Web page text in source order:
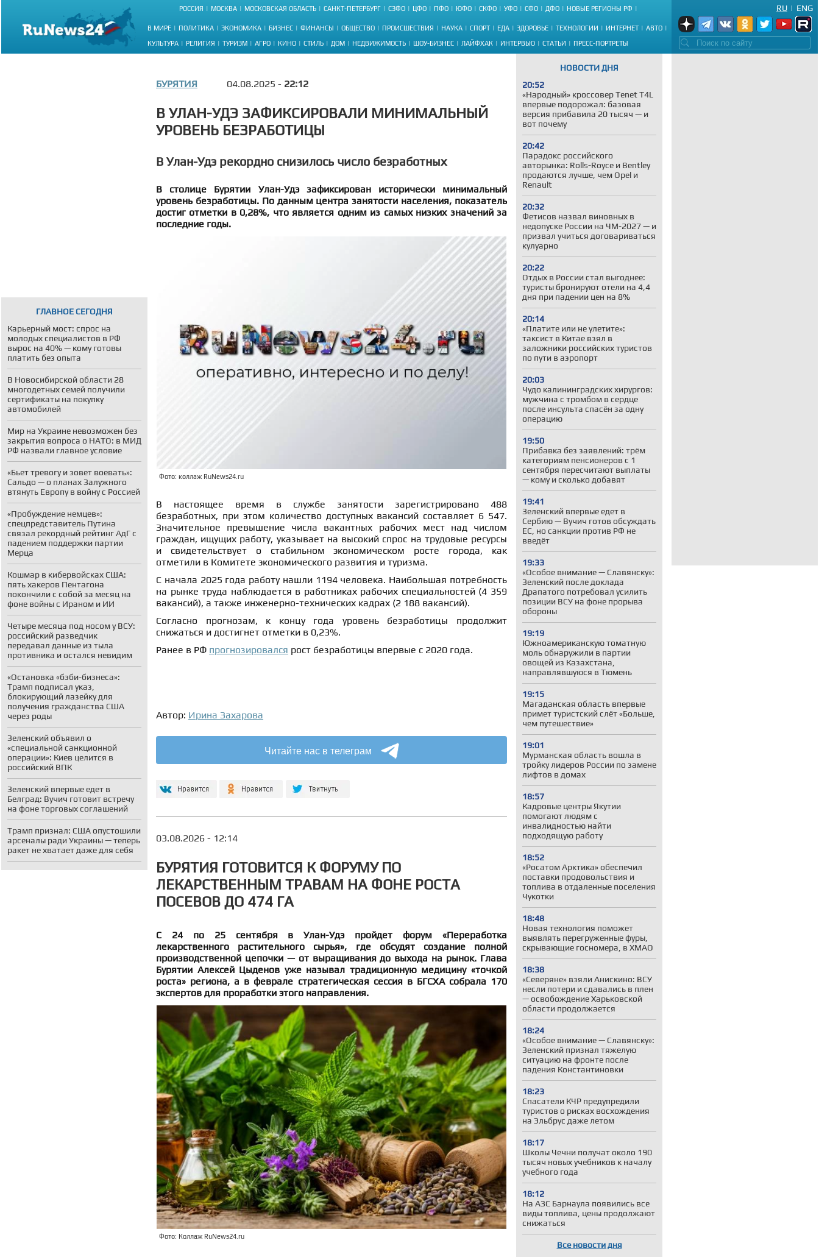
РОССИЯ МОСКВА МОСКОВСКАЯ ОБЛАСТЬ САНКТ-ПЕТЕРБУРГ СЗФО ЦФО ПФО ЮФО СКФО УФО СФО ДФО НОВЫЕ РЕГИОНЫ РФ
В МИРЕ ПОЛИТИКА ЭКОНОМИКА БИЗНЕС ФИНАНСЫ ОБЩЕСТВО ПРОИСШЕСТВИЯ НАУКА СПОРТ ЕДА ЗДОРОВЬЕ ТЕХНОЛОГИИ ИНТЕРНЕТ АВТО
КУЛЬТУРА РЕЛИГИЯ ТУРИЗМ АГРО КИНО СТИЛЬ ДОМ НЕДВИЖИМОСТЬ ШОУ-БИЗНЕС ЛАЙФХАК ИНТЕРВЬЮ СТАТЬИ ПРЕСС-ПОРТРЕТЫ
ENG
|
RU
ГЛАВНОЕ СЕГОДНЯ
Карьерный мост: спрос на
молодых специалистов в РФ
вырос на 40% — кому готовы
платить без опыта
В Новосибирской области 28
многодетных семей получили
сертификаты на покупку
автомобилей
Мир на Украине невозможен без
закрытия вопроса о НАТО: в МИД
РФ назвали главное условие
«Бьет тревогу и зовет воевать»:
Сальдо — о планах Залужного
втянуть Европу в войну с Россией
«Пробуждение немцев»:
спецпредставитель Путина
связал рекордный рейтинг АдГ с
падением поддержки партии
Мерца
Кошмар в кибервойсках США:
пять хакеров Пентагона
покончили с собой за месяц на
фоне войны с Ираном и ИИ
Четыре месяца под носом у ВСУ:
российский разведчик
передавал данные из тыла
противника и остался невидим
«Остановка «бэби-бизнеса»:
Трамп подписал указ,
блокирующий лазейку для
получения гражданства США
через роды
Зеленский объявил о
«специальной санкционной
операции»: Киев целится в
российский ВПК
Зеленский впервые едет в
Белград: Вучич готовит встречу
на фоне торговых соглашений
Трамп признал: США опустошили
арсеналы ради Украины — теперь
ракет не хватает даже для себя
НОВОСТИ ДНЯ
20:52
«Народный» кроссовер Tenet T4L
впервые подорожал: базовая
версия прибавила 20 тысяч — и
вот почему
20:42
Парадокс российского
авторынка: Rolls-Royce и Bentley
продаются лучше, чем Opel и
Renault
20:32
Фетисов назвал виновных в
недопуске России на ЧМ-2027 — и
призвал учиться договариваться
кулуарно
20:22
Отдых в России стал выгоднее:
туристы бронируют отели на 4,4
дня при падении цен на 8%
20:14
«Платите или не улетите»:
таксист в Китае взял в
заложники российских туристов
по пути в аэропорт
20:03
Чудо калининградских хирургов:
мужчина с тромбом в сердце
после инсульта спасён за одну
операцию
19:50
Прибавка без заявлений: трём
категориям пенсионеров с 1
сентября пересчитают выплаты
— кому и сколько добавят
19:41
Зеленский впервые едет в
Сербию — Вучич готов обсуждать
ЕС, но санкции против РФ не
введёт
19:33
«Особое внимание — Славянску»:
Зеленский после доклада
Драпатого потребовал усилить
позиции ВСУ на фоне прорыва
обороны
19:19
Южноамериканскую томатную
моль обнаружили в партии
овощей из Казахстана,
направлявшуюся в Тюмень
19:15
Магаданская область впервые
примет туристский слёт «Больше,
чем путешествие»
19:01
Мурманская область вошла в
тройку лидеров России по замене
лифтов в домах
18:57
Кадровые центры Якутии
помогают людям с
инвалидностью найти
подходящую работу
18:52
«Росатом Арктика» обеспечил
поставки продовольствия и
топлива в отдаленные поселения
Чукотки
18:48
Новая технология поможет
выявлять перегруженные фуры,
скрывающие госномера, в ХМАО
18:38
«Северяне» взяли Анискино: ВСУ
несли потери и сдавались в плен
— освобождение Харьковской
области продолжается
18:24
«Особое внимание — Славянску»:
Зеленский признал тяжелую
ситуацию на фронте после
падения Константиновки
18:23
Спасатели КЧР предупредили
туристов о рисках восхождения
на Эльбрус даже летом
18:17
Школы Чечни получат около 190
тысяч новых учебников к началу
учебного года
18:12
На АЗС Барнаула появились все
виды топлива, цены продолжают
снижаться
Все новости дня
БУРЯТИЯ 04.08.2025 - 22:12
В УЛАН-УДЭ ЗАФИКСИРОВАЛИ МИНИМАЛЬНЫЙ
УРОВЕНЬ БЕЗРАБОТИЦЫ
В Улан-Удэ рекордно снизилось число безработных
В столице Бурятии Улан-Удэ зафиксирован исторически минимальный
уровень безработицы. По данным центра занятости населения, показатель
достиг отметки в 0,28%, что является одним из самых низких значений за
последние годы.
Фото: коллаж RuNews24.ru
В настоящее время в службе занятости зарегистрировано 488
безработных, при этом количество доступных вакансий составляет 6 547.
Значительное превышение числа вакантных рабочих мест над числом
граждан, ищущих работу, указывает на высокий спрос на трудовые ресурсы
и свидетельствует о стабильном экономическом росте города, как
отметили в Комитете экономического развития и туризма.
С начала 2025 года работу нашли 1194 человека. Наибольшая потребность
на рынке труда наблюдается в работниках рабочих специальностей (4 359
вакансий), а также инженерно-технических кадрах (2 188 вакансий).
Согласно прогнозам, к концу года уровень безработицы продолжит
снижаться и достигнет отметки в 0,23%.
Ранее в РФ прогнозировался рост безработицы впервые с 2020 года.
Автор: Ирина Захарова
Читайте нас в телеграм
03.08.2026 - 12:14
БУРЯТИЯ ГОТОВИТСЯ К ФОРУМУ ПО
ЛЕКАРСТВЕННЫМ ТРАВАМ НА ФОНЕ РОСТА
ПОСЕВОВ ДО 474 ГА
С 24 по 25 сентября в Улан-Удэ пройдет форум «Переработка
лекарственного растительного сырья», где обсудят создание полной
производственной цепочки — от выращивания до выхода на рынок. Глава
Бурятии Алексей Цыденов уже называл традиционную медицину «точкой
роста» региона, а в феврале стратегическая сессия в БГСХА собрала 170
экспертов для проработки этого направления.
Фото: Коллаж RuNews24.ru